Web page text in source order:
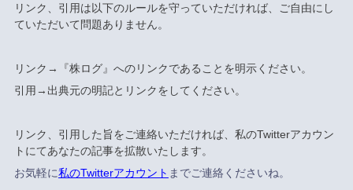
リンク、引用は以下のルールを守っていただければ、ご自由にし
ていただいて問題ありません。
リンク→『株ログ』へのリンクであることを明示ください。
引用→出典元の明記とリンクをしてください。
リンク、引用した旨をご連絡いただければ、私のTwitterアカウン
トにてあなたの記事を拡散いたします。
お気軽に私のTwitterアカウント までご連絡くださいね。